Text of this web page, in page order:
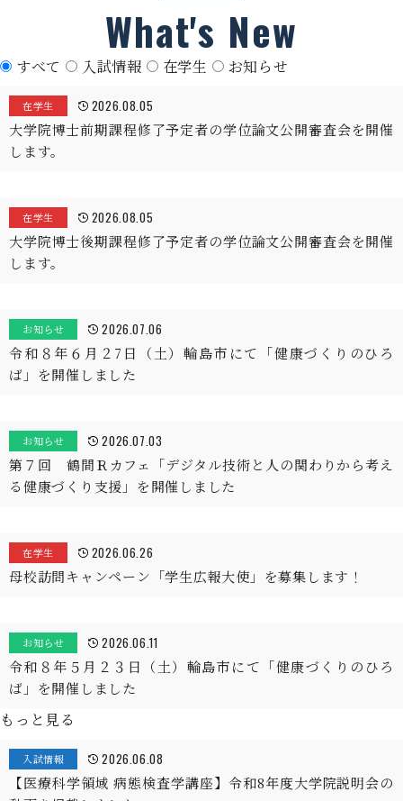
What's New
すべて 入試情報 在学生 お知らせ
在学生 2026.08.05
大学院博士前期課程修了予定者の学位論文公開審査会を開催
します。
在学生 2026.08.05
大学院博士後期課程修了予定者の学位論文公開審査会を開催
します。
お知らせ 2026.07.06
令和８年６月２7日（土）輪島市にて「健康づくりのひろ
ば」を開催しました
お知らせ 2026.07.03
第７回 鶴間Ｒカフェ「デジタル技術と人の関わりから考え
る健康づくり支援」を開催しました
在学生 2026.06.26
母校訪問キャンペーン「学生広報大使」を募集します！
お知らせ 2026.06.11
令和８年５月２３日（土）輪島市にて「健康づくりのひろ
ば」を開催しました
もっと見る
入試情報 2026.06.08
【医療科学領域 病態検査学講座】令和8年度大学院説明会の